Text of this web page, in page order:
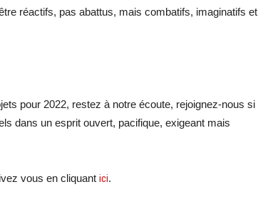
réactifs, pas abattus, mais combatifs, imaginatifs et
pour 2022, restez à notre écoute, rejoignez-nous si
dans un esprit ouvert, pacifique, exigeant mais
vous en cliquant ici.